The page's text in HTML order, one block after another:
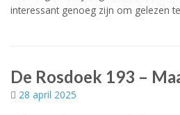
interessant genoeg zijn om gelezen
De Rosdoek 193 –
28 april 2025